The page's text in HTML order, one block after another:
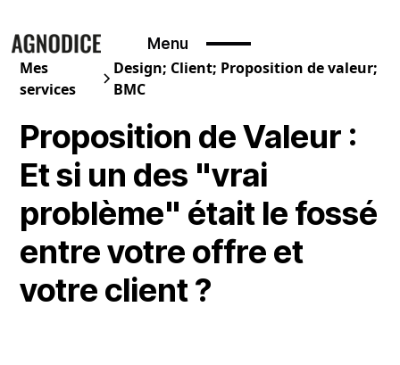
Menu
Mes
services
Design; Client; Proposition de valeur;
BMC
Proposition de Valeur :
Et si un des "vrai
problème" était le fossé
entre votre offre et
votre client ?